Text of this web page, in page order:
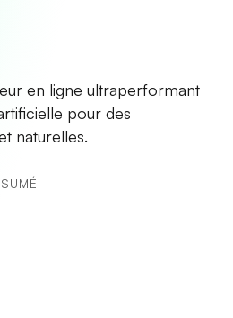
en ligne ultraperformant
pour des
naturelles.